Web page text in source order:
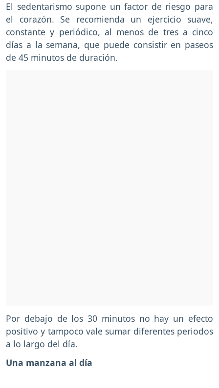
El sedentarismo supone un factor de riesgo para
el corazón. Se recomienda un ejercicio suave,
constante y periódico, al menos de tres a cinco
días a la semana, que puede consistir en paseos
de 45 minutos de duración.
Por debajo de los 30 minutos no hay un efecto
positivo y tampoco vale sumar diferentes periodos
a lo largo del día.
Una manzana al día